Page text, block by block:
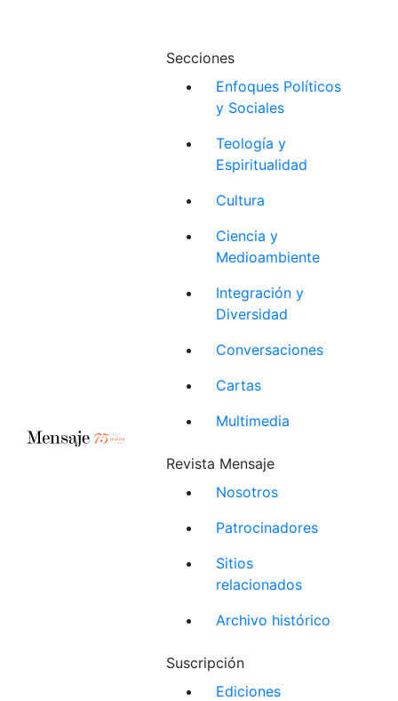
Secciones
Enfoques Políticos
y Sociales
Teología y
Espiritualidad
Cultura
Ciencia y
Medioambiente
Integración y
Diversidad
Conversaciones
Cartas
Multimedia
Revista Mensaje
Nosotros
Patrocinadores
Sitios
relacionados
Archivo histórico
Suscripción
Ediciones